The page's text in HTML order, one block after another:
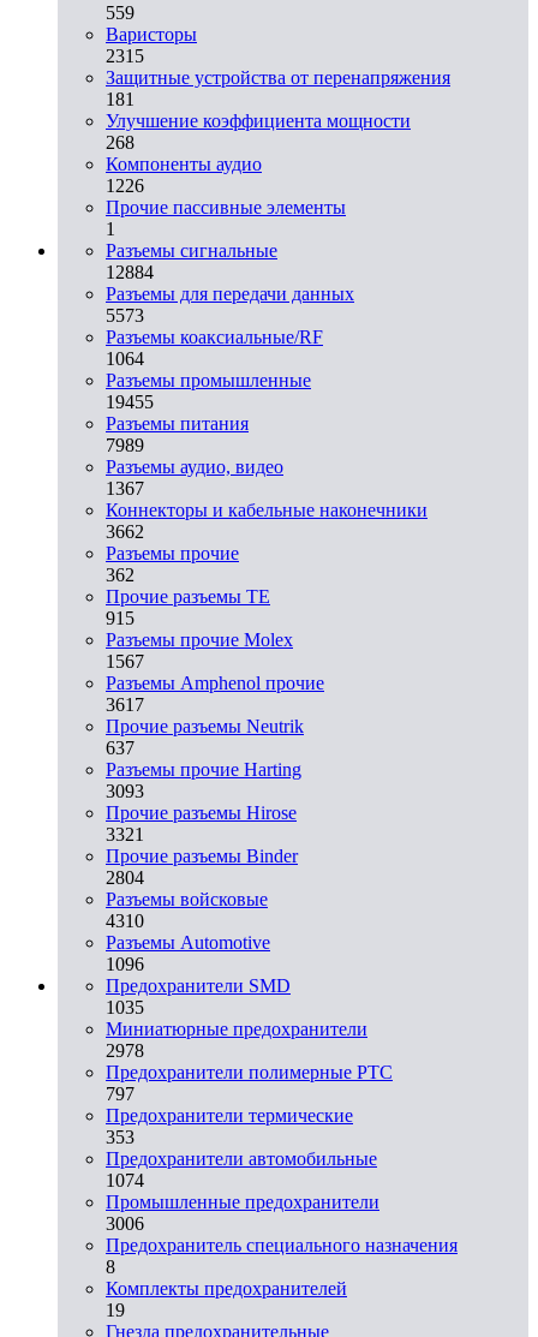
559
Варисторы
2315
Защитные устройства от перенапряжения
181
Улучшение коэффициента мощности
268
Компоненты аудио
1226
Прочие пассивные элементы
1
Разъeмы сигнальные
12884
Разъeмы для передачи данных
5573
Разъeмы коаксиальные/RF
1064
Разъeмы промышленные
19455
Разъeмы питания
7989
Разъeмы аудио, видео
1367
Коннекторы и кабельные наконечники
3662
Разъeмы прочие
362
Прочие разъемы TE
915
Разъемы прочие Molex
1567
Разъемы Amphenol прочие
3617
Прочие разъемы Neutrik
637
Разъемы прочие Harting
3093
Прочие разъемы Hirose
3321
Прочие разъемы Binder
2804
Разъемы войсковые
4310
Разъeмы Automotive
1096
Предохранители SMD
1035
Миниатюрные предохранители
2978
Предохранители полимерные PTC
797
Предохранители термические
353
Предохранители автомобильные
1074
Промышленные предохранители
3006
Предохранитель специального назначения
8
Комплекты предохранителей
19
Гнезда предохранительные